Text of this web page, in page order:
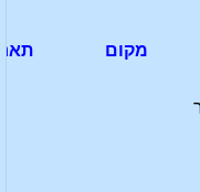
מקום